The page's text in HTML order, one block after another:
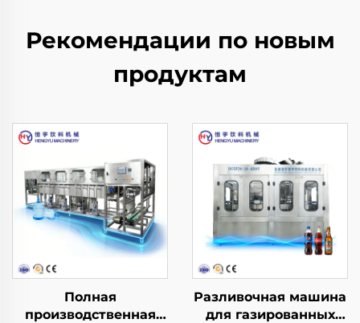
Рекомендации по новым
продуктам
Полная
производственная
Разливочная машина
для газированных